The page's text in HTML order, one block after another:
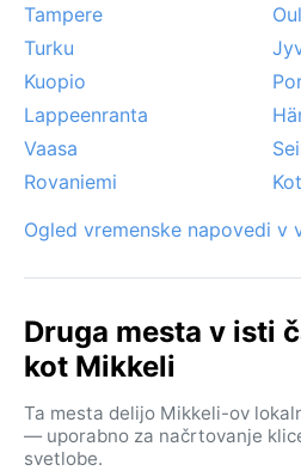
Tampere
Turku
Kuopio
Lappeenranta
Vaasa
Rovaniemi
Ogled vremenske napovedi v
Druga mesta v isti
kot Mikkeli
Ta mesta delijo Mikkeli-ov
— uporabno za načrtovanje
svetlobe.